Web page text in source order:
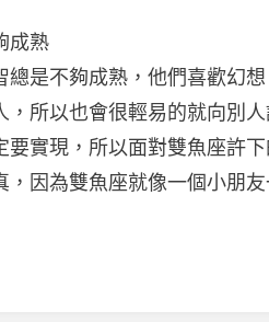
熟
是不夠成熟，他們喜歡幻想
，所以也會很輕易的就向別
要實現，所以面對雙魚座許
，因為雙魚座就像一個小朋友